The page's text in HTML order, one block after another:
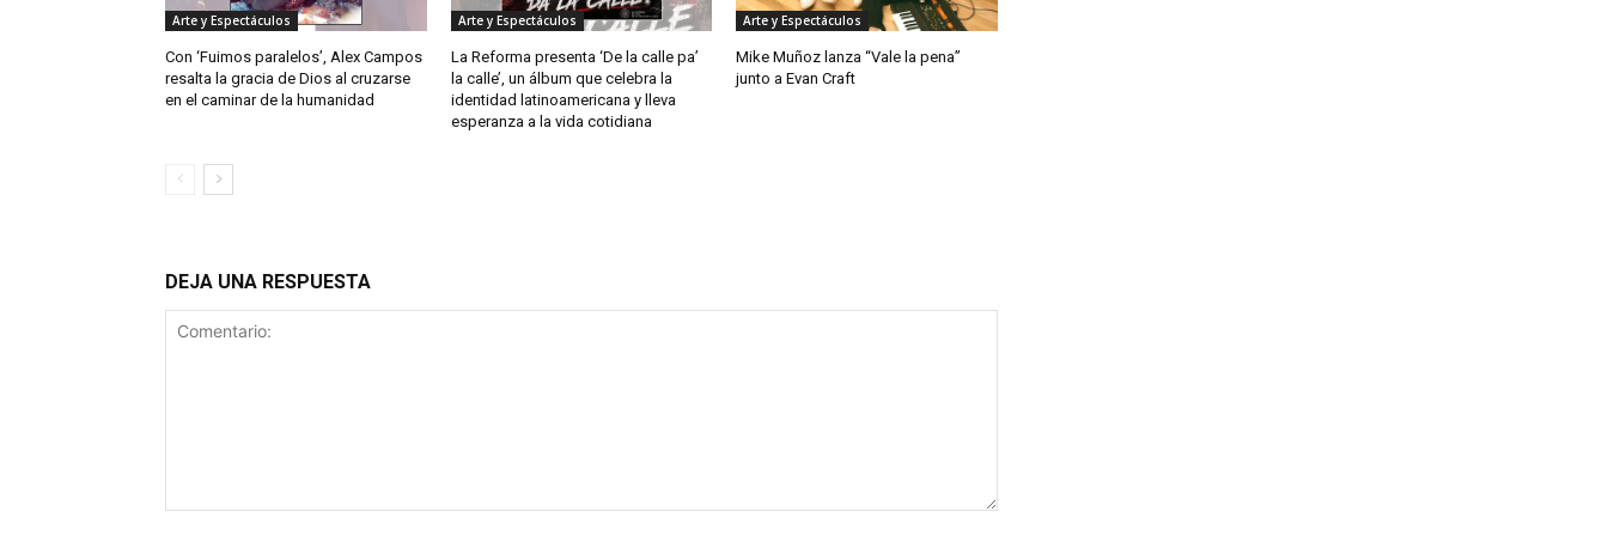
Arte y Espectáculos
Con ‘Fuimos paralelos’, Alex Campos
resalta la gracia de Dios al cruzarse
en el caminar de la humanidad
Arte y Espectáculos
La Reforma presenta ‘De la calle pa’
la calle’, un álbum que celebra la
identidad latinoamericana y lleva
esperanza a la vida cotidiana
Arte y Espectáculos
Mike Muñoz lanza “Vale la pena”
junto a Evan Craft
DEJA UNA RESPUESTA